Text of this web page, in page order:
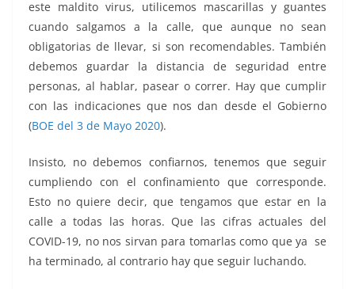
este maldito virus, utilicemos mascarillas y guantes
cuando salgamos a la calle, que aunque no sean
obligatorias de llevar, si son recomendables. También
debemos guardar la distancia de seguridad entre
personas, al hablar, pasear o correr. Hay que cumplir
con las indicaciones que nos dan desde el Gobierno
(BOE del 3 de Mayo 2020).
Insisto, no debemos confiarnos, tenemos que seguir
cumpliendo con el confinamiento que corresponde.
Esto no quiere decir, que tengamos que estar en la
calle a todas las horas. Que las cifras actuales del
COVID-19, no nos sirvan para tomarlas como que ya se
ha terminado, al contrario hay que seguir luchando.